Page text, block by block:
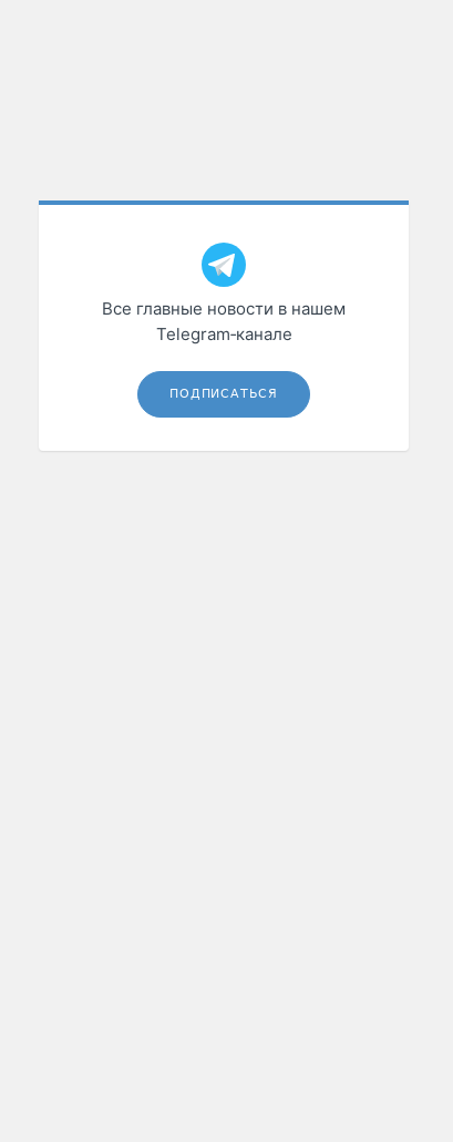
Все главные новости в нашем
Telegram‑канале
ПОДПИСАТЬСЯ